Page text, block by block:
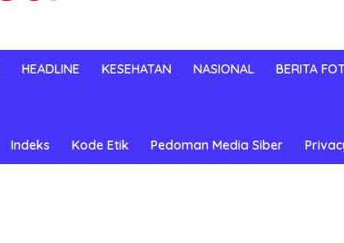
HEADLINE KESEHATAN NASIONAL BERITA
Indeks Kode Etik Pedoman Media Siber